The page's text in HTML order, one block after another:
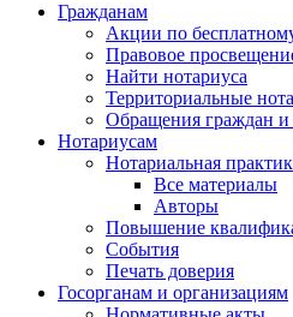
Гражданам
Акции по
Правовое
Найти нотариуса
Территориальные
Обращения граждан
Нотариусам
Нотариальная
Все материалы
Авторы
Повышение
События
Печать доверия
Госорганам и организациям